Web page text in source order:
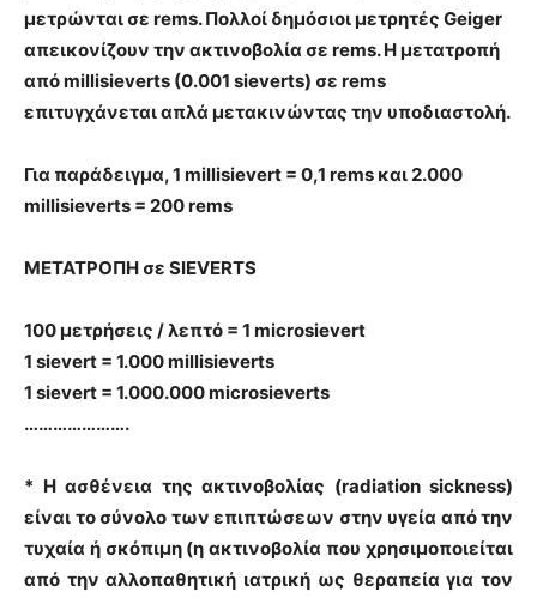
μετρώνται σε rems. Πολλοί δημόσιοι μετρητές Geiger
απεικονίζουν την ακτινοβολία σε rems. Η μετατροπή
από millisieverts (0.001 sieverts) σε rems
επιτυγχάνεται απλά μετακινώντας την υποδιαστολή.
Για παράδειγμα, 1 millisievert = 0,1 rems και 2.000
millisieverts = 200 rems
ΜΕΤΑΤΡΟΠΗ σε SIEVERTS
100 μετρήσεις / λεπτό = 1 microsievert
1 sievert = 1.000 millisieverts
1 sievert = 1.000.000 microsieverts
………………….
* Η ασθένεια της ακτινοβολίας (radiation sickness)
είναι το σύνολο των επιπτώσεων στην υγεία από την
τυχαία ή σκόπιμη (η ακτινοβολία που χρησιμοποιείται
από την αλλοπαθητική ιατρική ως θεραπεία για τον